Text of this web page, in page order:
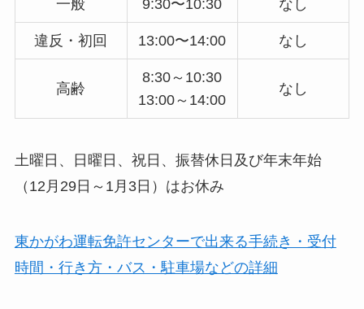
一般 9:30〜10:30 なし
違反・初回 13:00〜14:00 なし
高齢
8:30～10:30
13:00～14:00
なし
土曜日、日曜日、祝日、振替休日及び年末年始
（12月29日～1月3日）はお休み
東かがわ運転免許センターで出来る手続き・受付
時間・行き方・バス・駐車場などの詳細